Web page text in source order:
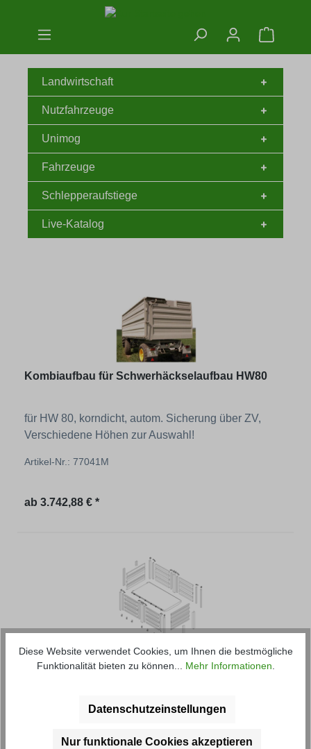
Zum Hauptinhalt springen
Landwirtschaft
Nutzfahrzeuge
Unimog
Fahrzeuge
Schlepperaufstiege
Live-Katalog
Kombiaufbau für Schwerhäckselaufbau HW80
für HW 80, korndicht, autom. Sicherung über ZV,
Verschiedene Höhen zur Auswahl!
Artikel-Nr.: 77041M
Regulärer Preis:
ab 3.742,88 € *
Umrüstsatz für HW 80
Artikel-Nr.: 77001M
Diese Website verwendet Cookies, um Ihnen die bestmögliche
Funktionalität bieten zu können... Mehr Informationen.
Datenschutzeinstellungen
Nur funktionale Cookies akzeptieren